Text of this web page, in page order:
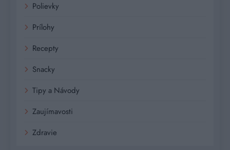
Polievky
Prílohy
Recepty
Snacky
Tipy a Návody
Zaujímavosti
Zdravie